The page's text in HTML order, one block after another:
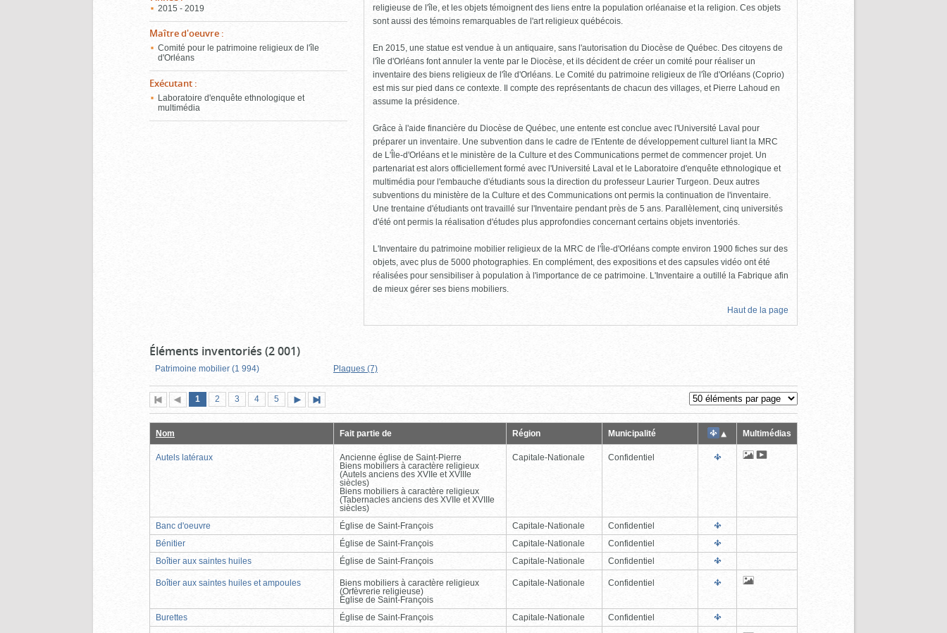
2015 - 2019
Maître d'oeuvre :
Comité pour le patrimoine religieux de l'île
d'Orléans
Exécutant :
Laboratoire d'enquête ethnologique et
multimédia
religieuse de l'île, et les objets témoignent des liens entre la population orléanaise et la religion. Ces objets
sont aussi des témoins remarquables de l'art religieux québécois.
En 2015, une statue est vendue à un antiquaire, sans l'autorisation du Diocèse de Québec. Des citoyens de
l'île d'Orléans font annuler la vente par le Diocèse, et ils décident de créer un comité pour réaliser un
inventaire des biens religieux de l'île d'Orléans. Le Comité du patrimoine religieux de l'île d'Orléans (Coprio)
est mis sur pied dans ce contexte. Il compte des représentants de chacun des villages, et Pierre Lahoud en
assume la présidence.
Grâce à l'aide financière du Diocèse de Québec, une entente est conclue avec l'Université Laval pour
préparer un inventaire. Une subvention dans le cadre de l'Entente de développement culturel liant la MRC
de L'Île-d'Orléans et le ministère de la Culture et des Communications permet de commencer projet. Un
partenariat est alors officiellement formé avec l'Université Laval et le Laboratoire d'enquête ethnologique et
multimédia pour l'embauche d'étudiants sous la direction du professeur Laurier Turgeon. Deux autres
subventions du ministère de la Culture et des Communications ont permis la continuation de l'inventaire.
Une trentaine d'étudiants ont travaillé sur l'Inventaire pendant près de 5 ans. Parallèlement, cinq universités
d'été ont permis la réalisation d'études plus approfondies concernant certains objets inventoriés.
L'Inventaire du patrimoine mobilier religieux de la MRC de l'Île-d'Orléans compte environ 1900 fiches sur des
objets, avec plus de 5000 photographies. En complément, des expositions et des capsules vidéo ont été
réalisées pour sensibiliser à population à l'importance de ce patrimoine. L'Inventaire a outillé la Fabrique afin
de mieux gérer ses biens mobiliers.
Haut de la page
Éléments inventoriés (2 001)
Patrimoine mobilier (1 994) Plaques (7)
Première
page
Page
précédente
Page
1 (page
actuelle)
Page
2 Page
3 Page
4 Page
5
suivante
page
Nom Fait partie de Région Municipalité Multimédias
Autels latéraux
Ancienne église de Saint-Pierre
Biens mobiliers à caractère religieux
(Autels anciens des XVIIe et XVIIIe
siècles)
Biens mobiliers à caractère religieux
(Tabernacles anciens des XVIIe et XVIIIe
siècles)
Capitale-Nationale Confidentiel
Banc d'oeuvre Église de Saint-François Capitale-Nationale
Confidentiel
Bénitier
Église de Saint-François Capitale-Nationale
Confidentiel
Boîtier aux saintes huiles
Église de Saint-François Capitale-Nationale Confidentiel
Boîtier aux saintes huiles et ampoules
Biens mobiliers à caractère religieux
(Orfèvrerie religieuse)
Église de Saint-François
Capitale-Nationale Confidentiel
Burettes Église de Saint-François Capitale-Nationale Confidentiel